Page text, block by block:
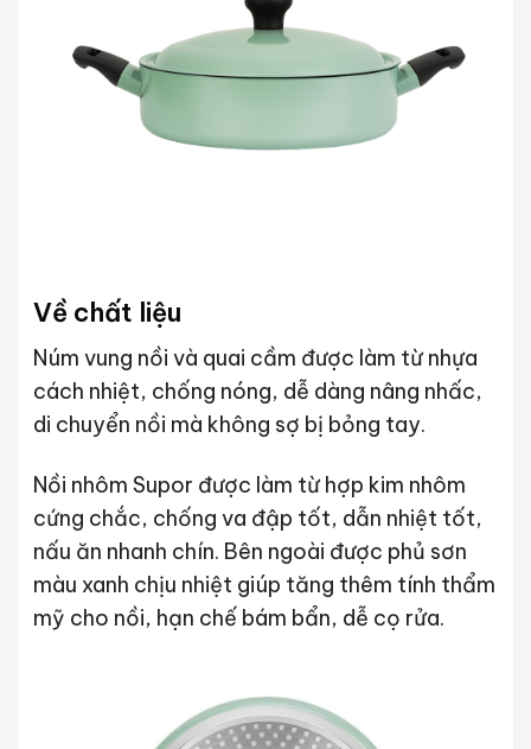
Về chất liệu
Núm vung nồi và quai cầm được làm từ nhựa
cách nhiệt, chống nóng, dễ dàng nâng nhấc,
di chuyển nồi mà không sợ bị bỏng tay.
Nồi nhôm Supor được làm từ hợp kim nhôm
cứng chắc, chống va đập tốt, dẫn nhiệt tốt,
nấu ăn nhanh chín. Bên ngoài được phủ sơn
màu xanh chịu nhiệt giúp tăng thêm tính thẩm
mỹ cho nồi, hạn chế bám bẩn, dễ cọ rửa.